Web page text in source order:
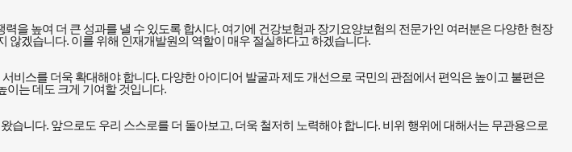
을 높여 더 큰 성과를 낼 수 있도록 합시다. 여기에 건강보험과 장기요양보험의 전문가인 여러분은 다양한 현장
않겠습니다. 이를 위해 인재개발원의 역할이 매우 절실하다고 하겠습니다.
서비스를 더욱 확대해야 합니다. 다양한 아이디어 발굴과 제도 개선으로 국민의 관점에서 편익은 높이고 불편은
이는 데도 크게 기여할 것입니다.
습니다. 앞으로도 우리 스스로를 더 돌아보고, 더욱 철저히 노력해야 합니다. 비위 행위에 대해서는 무관용으로